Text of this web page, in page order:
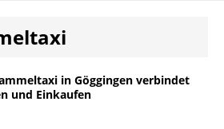
in Göggingen verbindet
und Einkaufen